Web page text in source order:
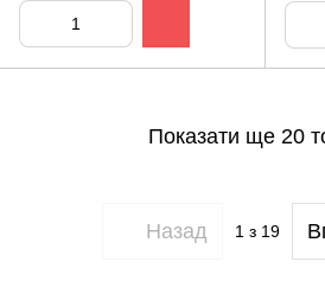
Показати ще 20
Назад 1з 19